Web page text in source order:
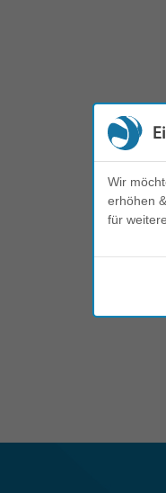
Wir
erhöhen
für